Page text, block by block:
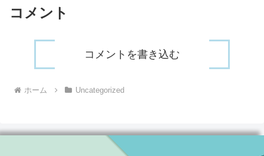
コメント
コメントを書き込む
ホーム Uncategorized